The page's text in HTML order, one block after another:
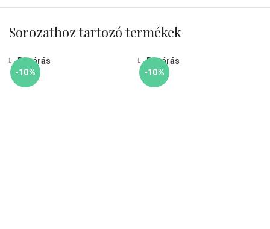
Sorozathoz tartozó termékek
-10%
Bezárás
-10%
Bezárás